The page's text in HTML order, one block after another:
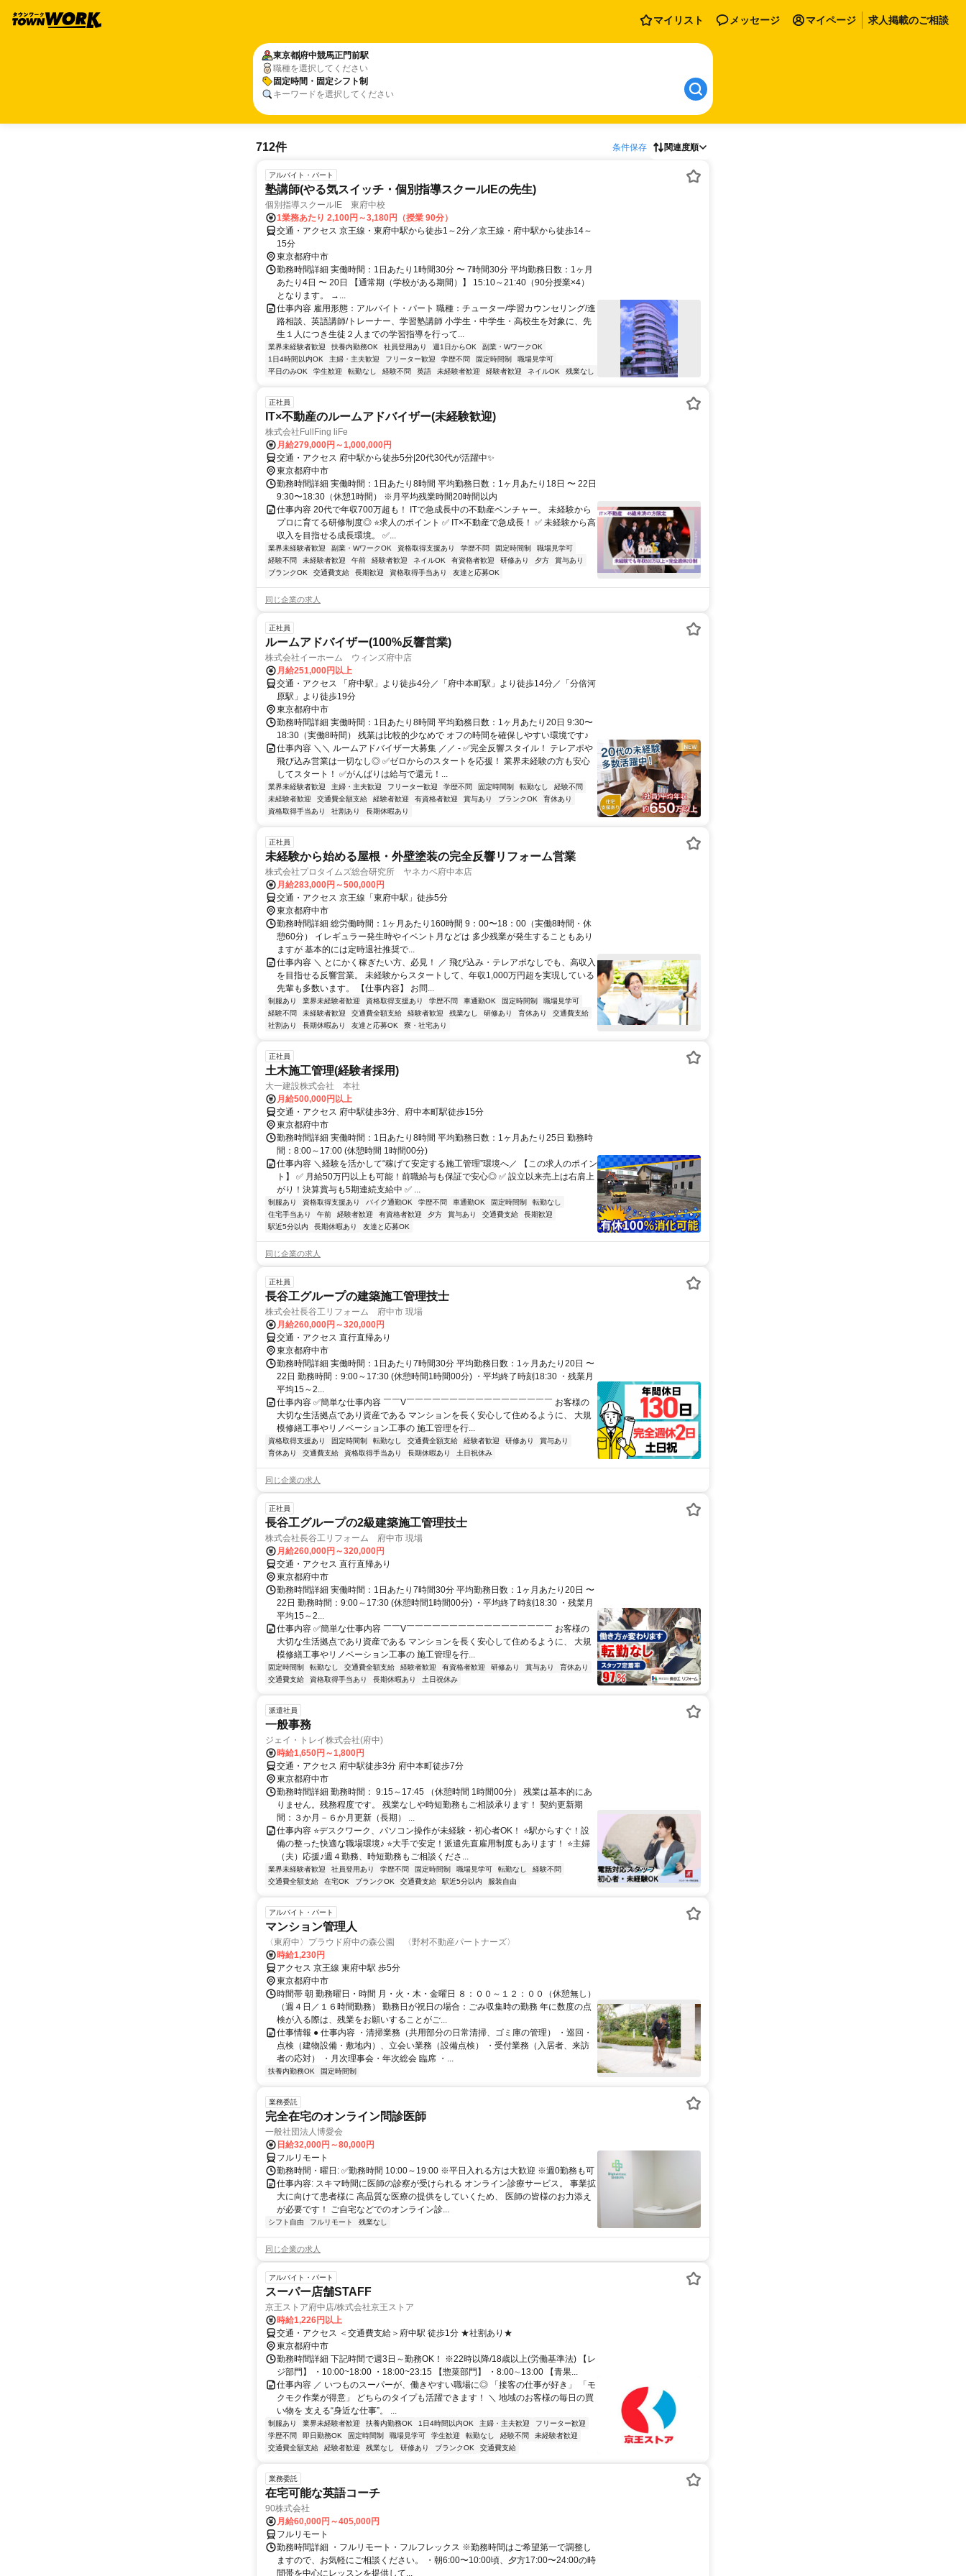
マイリスト メッセージ マイページ 求人掲載のご相談
東京都府中競馬正門前駅
職種を選択してください
固定時間・固定シフト制
キーワードを選択してください
712件 条件保存 関連度順
アルバイト・パート
塾講師(やる気スイッチ・個別指導スクールIEの先生)
個別指導スクールIE 東府中校
1業務あたり 2,100円～3,180円（授業 90分）
交通・アクセス 京王線・東府中駅から徒歩1～2分／京王線・府中駅から徒歩14～
15分
東京都府中市
勤務時間詳細 実働時間：1日あたり1時間30分 〜 7時間30分 平均勤務日数：1ヶ月
あたり4日 〜 20日 【通常期（学校がある期間）】 15:10～21:40（90分授業×4）
となります。 →...
仕事内容 雇用形態：アルバイト・パート 職種：チューター/学習カウンセリング/進
路相談、英語講師/トレーナー、学習塾講師 小学生・中学生・高校生を対象に、先
生１人につき生徒２人までの学習指導を行って...
業界未経験者歓迎 扶養内勤務OK 社員登用あり 週1日からOK
副業・WワークOK
1日4時間以内OK
主婦・主夫歓迎 フリーター歓迎 学歴不問 固定時間制
職場見学可
平日のみOK
学生歓迎 転勤なし 経験不問 英語 未経験者歓迎 経験者歓迎 ネイルOK 残業なし
正社員
IT×不動産のルームアドバイザー(未経験歓迎)
株式会社FullFing liFe
月給279,000円～1,000,000円
交通・アクセス 府中駅から徒歩5分|20代30代が活躍中✨
東京都府中市
勤務時間詳細 実働時間：1日あたり8時間 平均勤務日数：1ヶ月あたり18日 〜 22日
9:30〜18:30（休憩1時間） ※月平均残業時間20時間以内
仕事内容 20代で年収700万超も！ ITで急成長中の不動産ベンチャー。 未経験から
プロに育てる研修制度◎ ⭐求人のポイント ✅ IT×不動産で急成長！ ✅ 未経験から高
収入を目指せる成長環境。 ✅...
業界未経験者歓迎 副業・WワークOK 資格取得支援あり 学歴不問 固定時間制
職場見学可
経験不問
未経験者歓迎 午前 経験者歓迎 ネイルOK 有資格者歓迎 研修あり 夕方
賞与あり
ブランクOK
交通費支給 長期歓迎 資格取得手当あり 友達と応募OK
同じ企業の求人
正社員
ルームアドバイザー(100%反響営業)
株式会社イーホーム ウィンズ府中店
月給251,000円以上
交通・アクセス 「府中駅」より徒歩4分／「府中本町駅」より徒歩14分／「分倍河
原駅」より徒歩19分
東京都府中市
勤務時間詳細 実働時間：1日あたり8時間 平均勤務日数：1ヶ月あたり20日 9:30〜
18:30（実働8時間） 残業は比較的少なめで オフの時間を確保しやすい環境です♪
仕事内容 ＼＼ ルームアドバイザー大募集 ／／ - ✅完全反響スタイル！ テレアポや
飛び込み営業は一切なし◎ ✅ゼロからのスタートを応援！ 業界未経験の方も安心
してスタート！ ✅がんばりは給与で還元！...
業界未経験者歓迎 主婦・主夫歓迎 フリーター歓迎 学歴不問 固定時間制 転勤なし
経験不問
未経験者歓迎
交通費全額支給 経験者歓迎 有資格者歓迎 賞与あり ブランクOK
育休あり
資格取得手当あり
社割あり 長期休暇あり
正社員
未経験から始める屋根・外壁塗装の完全反響リフォーム営業
株式会社プロタイムズ総合研究所 ヤネカベ府中本店
月給283,000円～500,000円
交通・アクセス 京王線「東府中駅」徒歩5分
東京都府中市
勤務時間詳細 総労働時間：1ヶ月あたり160時間 9：00〜18：00（実働8時間・休
憩60分） イレギュラー発生時やイベント月などは 多少残業が発生することもあり
ますが 基本的には定時退社推奨で...
仕事内容 ＼ とにかく稼ぎたい方、必見！ ／ 飛び込み・テレアポなしでも、高収入
を目指せる反響営業。 未経験からスタートして、年収1,000万円超を実現している
先輩も多数います。 【仕事内容】 お問...
制服あり 業界未経験者歓迎 資格取得支援あり 学歴不問 車通勤OK 固定時間制
職場見学可
経験不問
未経験者歓迎 交通費全額支給 経験者歓迎 残業なし 研修あり 育休あり
交通費支給
社割あり
長期休暇あり 友達と応募OK 寮・社宅あり
正社員
土木施工管理(経験者採用)
大一建設株式会社 本社
月給500,000円以上
交通・アクセス 府中駅徒歩3分、府中本町駅徒歩15分
東京都府中市
勤務時間詳細 実働時間：1日あたり8時間 平均勤務日数：1ヶ月あたり25日 勤務時
間：8:00～17:00 (休憩時間 1時間00分)
仕事内容 ＼経験を活かして“稼げて安定する施工管理”環境へ／ 【この求人のポイン
ト】 ✅ 月給50万円以上も可能！前職給与も保証で安心◎ ✅ 設立以来売上は右肩上
がり！決算賞与も5期連続支給中 ✅ ...
制服あり 資格取得支援あり バイク通勤OK 学歴不問 車通勤OK 固定時間制
転勤なし
住宅手当あり
午前 経験者歓迎 有資格者歓迎 夕方 賞与あり 交通費支給
長期歓迎
駅近5分以内
長期休暇あり 友達と応募OK
同じ企業の求人
正社員
長谷工グループの建築施工管理技士
株式会社長谷工リフォーム 府中市 現場
月給260,000円～320,000円
交通・アクセス 直行直帰あり
東京都府中市
勤務時間詳細 実働時間：1日あたり7時間30分 平均勤務日数：1ヶ月あたり20日 〜
22日 勤務時間：9:00～17:30 (休憩時間1時間00分) ・平均終了時刻18:30 ・残業月
平均15～2...
仕事内容 ✅簡単な仕事内容 ￣￣V￣￣￣￣￣￣￣￣￣￣￣￣￣￣￣￣￣ お客様の
大切な生活拠点であり資産である マンションを長く安心して住めるように、 大規
模修繕工事やリノベーション工事の 施工管理を行...
資格取得支援あり 固定時間制 転勤なし 交通費全額支給 経験者歓迎 研修あり
賞与あり
育休あり
交通費支給 資格取得手当あり 長期休暇あり 土日祝休み
同じ企業の求人
正社員
長谷工グループの2級建築施工管理技士
株式会社長谷工リフォーム 府中市 現場
月給260,000円～320,000円
交通・アクセス 直行直帰あり
東京都府中市
勤務時間詳細 実働時間：1日あたり7時間30分 平均勤務日数：1ヶ月あたり20日 〜
22日 勤務時間：9:00～17:30 (休憩時間1時間00分) ・平均終了時刻18:30 ・残業月
平均15～2...
仕事内容 ✅簡単な仕事内容 ￣￣V￣￣￣￣￣￣￣￣￣￣￣￣￣￣￣￣￣ お客様の
大切な生活拠点であり資産である マンションを長く安心して住めるように、 大規
模修繕工事やリノベーション工事の 施工管理を行...
固定時間制 転勤なし 交通費全額支給 経験者歓迎 有資格者歓迎 研修あり 賞与あり
育休あり
交通費支給
資格取得手当あり 長期休暇あり 土日祝休み
派遣社員
一般事務
ジェイ・トレイ株式会社(府中)
時給1,650円～1,800円
交通・アクセス 府中駅徒歩3分 府中本町徒歩7分
東京都府中市
勤務時間詳細 勤務時間： 9:15～17:45 （休憩時間 1時間00分） 残業は基本的にあ
りません。残務程度です。 残業なしや時短勤務もご相談承ります！ 契約更新期
間：３か月－６か月更新（長期） ...
仕事内容 ⭐デスクワーク、パソコン操作が未経験・初心者OK！ ⭐駅からすぐ！設
備の整った快適な職場環境♪ ⭐大手で安定！派遣先直雇用制度もあります！ ⭐主婦
（夫）応援♪週４勤務、時短勤務もご相談くださ...
業界未経験者歓迎 社員登用あり 学歴不問 固定時間制 職場見学可 転勤なし
経験不問
交通費全額支給
在宅OK ブランクOK 交通費支給 駅近5分以内 服装自由
アルバイト・パート
マンション管理人
〈東府中〉プラウド府中の森公園 〈野村不動産パートナーズ〉
時給1,230円
アクセス 京王線 東府中駅 歩5分
東京都府中市
時間帯 朝 勤務曜日・時間 月・火・木・金曜日 ８：００～１２：００（休憩無し）
（週４日／１６時間勤務） 勤務日が祝日の場合：ごみ収集時の勤務 年に数度の点
検が入る際は、残業をお願いすることがご...
仕事情報 ● 仕事内容 ・清掃業務（共用部分の日常清掃、ゴミ庫の管理） ・巡回・
点検（建物設備・敷地内）、立会い業務（設備点検） ・受付業務（入居者、来訪
者の応対） ・月次理事会・年次総会 臨席 ・...
扶養内勤務OK 固定時間制
業務委託
完全在宅のオンライン問診医師
一般社団法人博愛会
日給32,000円～80,000円
フルリモート
勤務時間・曜日: ✅勤務時間 10:00～19:00 ※平日入れる方は大歓迎 ※週0勤務も可
仕事内容: スキマ時間に医師の診察が受けられる オンライン診療サービス。 事業拡
大に向けて患者様に 高品質な医療の提供をしていくため、 医師の皆様のお力添え
が必要です！ ご自宅などでのオンライン診...
シフト自由 フルリモート 残業なし
同じ企業の求人
アルバイト・パート
スーパー店舗STAFF
京王ストア府中店/株式会社京王ストア
時給1,226円以上
交通・アクセス ＜交通費支給＞府中駅 徒歩1分 ★社割あり★
東京都府中市
勤務時間詳細 下記時間で週3日～勤務OK！ ※22時以降/18歳以上(労働基準法) 【レ
ジ部門】 ・10:00~18:00 ・18:00~23:15 【惣菜部門】 ・8:00∼13:00 【青果...
仕事内容 ／ いつものスーパーが、働きやすい職場に◎ 「接客の仕事が好き」 「モ
クモク作業が得意」 どちらのタイプも活躍できます！ ＼ 地域のお客様の毎日の買
い物を 支える“身近な仕事”。 ...
制服あり 業界未経験者歓迎 扶養内勤務OK 1日4時間以内OK 主婦・主夫歓迎
フリーター歓迎
学歴不問
即日勤務OK 固定時間制 職場見学可 学生歓迎 転勤なし 経験不問
未経験者歓迎
交通費全額支給
経験者歓迎 残業なし 研修あり ブランクOK 交通費支給
業務委託
在宅可能な英語コーチ
90株式会社
月給60,000円～405,000円
フルリモート
勤務時間詳細 ・フルリモート・フルフレックス ※勤務時間はご希望第一で調整し
ますので、お気軽にご相談ください。 ・朝6:00〜10:00頃、夕方17:00〜24:00の時
間帯を中心にレッスンを提供して...